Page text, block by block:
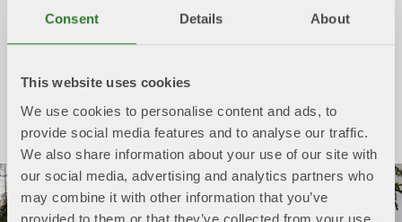
Consent Details About
This website uses cookies
We use cookies to personalise content and ads, to
provide social media features and to analyse our traffic.
We also share information about your use of our site with
our social media, advertising and analytics partners who
may combine it with other information that you’ve
provided to them or that they’ve collected from your use
Mer från aktuellt